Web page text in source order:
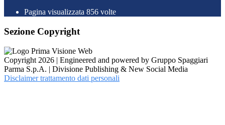
Pagina visualizzata 856 volte
Sezione Copyright
Copyright 2026 | Engineered and powered by Gruppo Spaggiari
Parma S.p.A. | Divisione Publishing & New Social Media
Disclaimer trattamento dati personali